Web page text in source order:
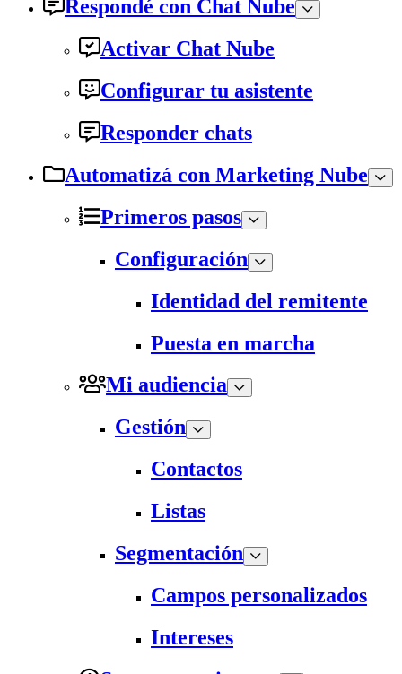
Respondé con Chat Nube
Activar Chat Nube
Configurar tu asistente
Responder chats
Automatizá con Marketing Nube
Primeros pasos
Configuración
Identidad del remitente
Puesta en marcha
Mi audiencia
Gestión
Contactos
Listas
Segmentación
Campos personalizados
Intereses